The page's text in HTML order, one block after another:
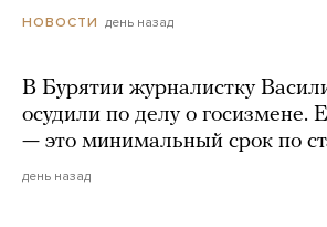
НОВОСТИ день назад
В Бурятии журналистку
осудили по делу о госизмене.
— это минимальный срок по
день назад